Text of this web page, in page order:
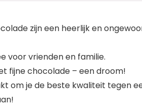
zijn een heerlijk en
voor vrienden en familie.
fijne chocolade – een droom!
om je de beste kwaliteit